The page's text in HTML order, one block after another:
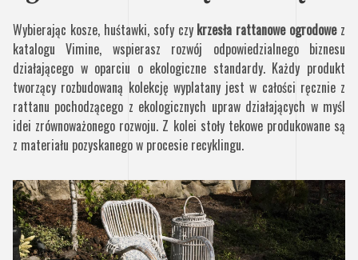
Wybierając kosze, huśtawki, sofy czy krzesła rattanowe ogrodowez
katalogu Vimine, wspierasz rozwój odpowiedzialnego biznesu
działającego w oparciu o ekologiczne standardy. Każdy produkt
tworzący rozbudowaną kolekcję wyplatany jest w całości ręcznie z
rattanu pochodzącego z ekologicznych upraw działających w myśl
idei zrównoważonego rozwoju. Z kolei stoły tekowe produkowane są
z materiału pozyskanego w procesie recyklingu.